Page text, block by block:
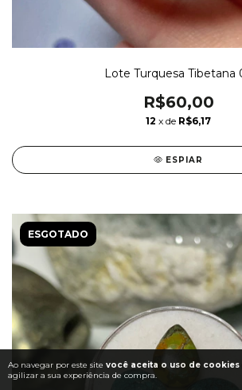
Ao navegar por este site você aceita o uso de cookies
agilizar a sua experiência de compra.
Lote Turquesa Tibetana
R$60,00
12 x de R$6,17
ESPIAR
ESGOTADO